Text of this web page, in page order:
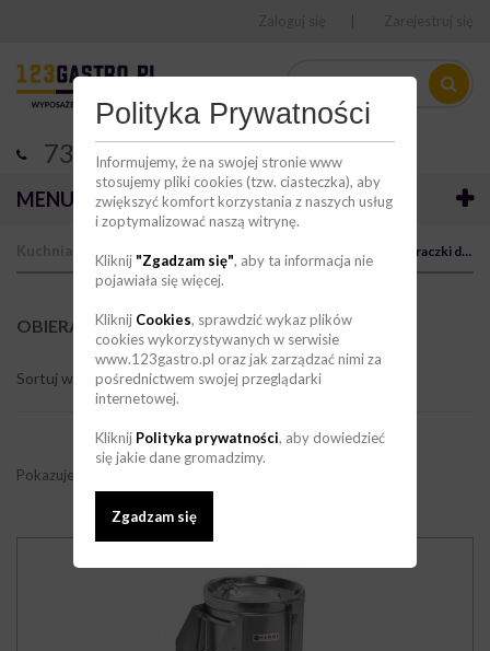
Polityka Prywatności
Informujemy, że na swojej stronie www
stosujemy pliki cookies (tzw. ciasteczka), aby
zwiększyć komfort korzystania z naszych usług
i zoptymalizować naszą witrynę.
Kliknij "Zgadzam się", aby ta informacja nie
pojawiała się więcej.
Kliknij Cookies, sprawdzić wykaz plików
cookies wykorzystywanych w serwisie
www.123gastro.pl oraz jak zarządzać nimi za
pośrednictwem swojej przeglądarki
internetowej.
Kliknij Polityka prywatności, aby dowiedzieć
się jakie dane gromadzimy.
Zgadzam się
736 123 123
MENU
Obieraczki do ziemniaków
OBIERACZKI DO ZIEMNIAKÓW(3)
Sortuj wg
Pokazuje 1 - 3 z 3 elementów